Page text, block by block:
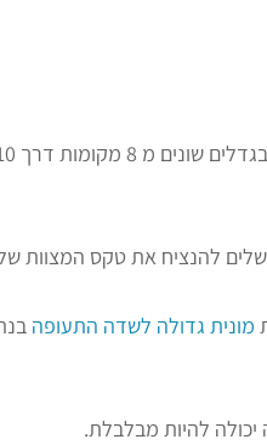
מקומות דרך 10 ועד 30 .
להנציח את טקס המצוות
מונית גדולה לשדה התעופה
יכולה להיות מבלבלת.